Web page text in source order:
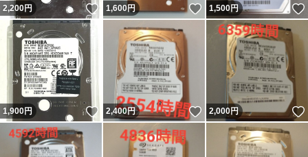
2,200円 いいね！
1,600円 いいね！
1,500円
1,900円 いいね！
2,400円 いいね！
2,000円